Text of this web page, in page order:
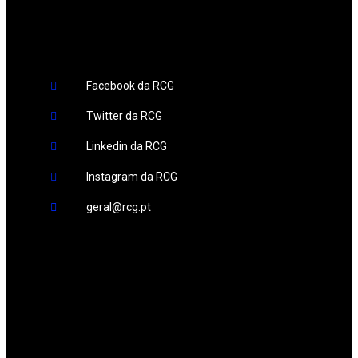
Facebook da RCG
Twitter da RCG
Linkedin da RCG
Instagram da RCG
geral@rcg.pt